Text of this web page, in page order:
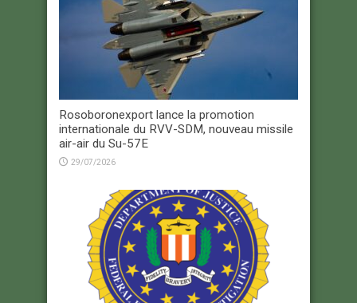
Rosoboronexport lance la promotion
internationale du RVV-SDM, nouveau missile
air-air du Su-57E
29/07/2026